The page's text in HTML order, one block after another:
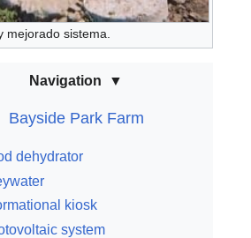
mejorado sistema.
Navigation
Bayside Park Farm
dehydrator
kiosk
system